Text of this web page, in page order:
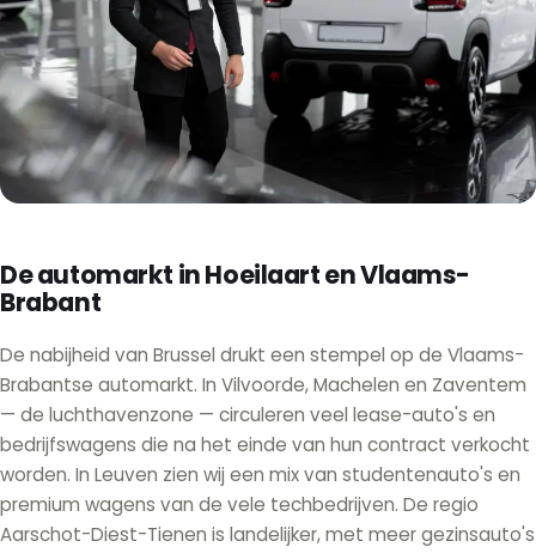
De automarkt in Hoeilaart en Vlaams-
Brabant
De nabijheid van Brussel drukt een stempel op de Vlaams-
Brabantse automarkt. In Vilvoorde, Machelen en Zaventem
— de luchthavenzone — circuleren veel lease-auto's en
bedrijfswagens die na het einde van hun contract verkocht
worden. In Leuven zien wij een mix van studentenauto's en
premium wagens van de vele techbedrijven. De regio
Aarschot-Diest-Tienen is landelijker, met meer gezinsauto's